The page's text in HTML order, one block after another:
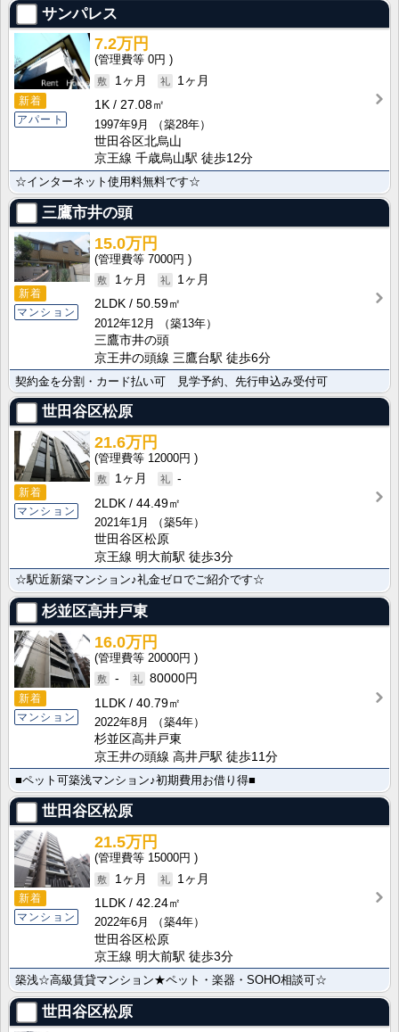
サンパレス
新着
アパート
7.2万円
0円
1ヶ月
1ヶ月
1K
27.08㎡
1997年9月
（築28年）
世田谷区北烏山
京王線 千歳烏山駅 徒歩12分
☆インターネット使用料無料です☆
三鷹市井の頭
新着
マンション
15.0万円
7000円
1ヶ月
1ヶ月
2LDK
50.59㎡
2012年12月
（築13年）
三鷹市井の頭
京王井の頭線 三鷹台駅 徒歩6分
契約金を分割・カード払い可 見学予約、先行申込み受付可
世田谷区松原
新着
マンション
21.6万円
12000円
1ヶ月
-
2LDK
44.49㎡
2021年1月
（築5年）
世田谷区松原
京王線 明大前駅 徒歩3分
☆駅近新築マンション♪礼金ゼロでご紹介です☆
杉並区高井戸東
新着
マンション
16.0万円
20000円
-
80000円
1LDK
40.79㎡
2022年8月
（築4年）
杉並区高井戸東
京王井の頭線 高井戸駅 徒歩11分
■ペット可築浅マンション♪初期費用お借り得■
世田谷区松原
新着
マンション
21.5万円
15000円
1ヶ月
1ヶ月
1LDK
42.24㎡
2022年6月
（築4年）
世田谷区松原
京王線 明大前駅 徒歩3分
築浅☆高級賃貸マンション★ペット・楽器・SOHO相談可☆
世田谷区松原